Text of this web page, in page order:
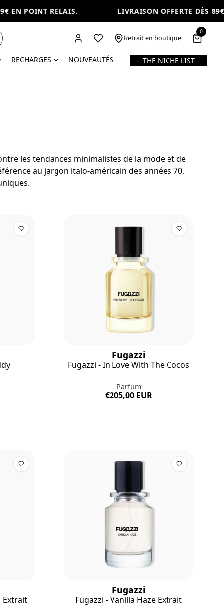
EN POINT RELAIS. LIVRAISON OFFERTE DÈS 89€
Retrait en boutique
0
RECHARGES NOUVEAUTÉS
THE NICHE LIST
les tendances minimalistes de la mode et de
au jargon italo-américain des années 70,
Fugazzi
Fugazzi - In Love With The Cocos
Parfum
€205,00 EUR
Extrait
Fugazzi
Fugazzi - Vanilla Haze Extrait